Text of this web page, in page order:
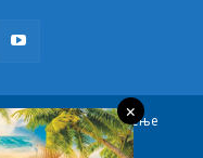
Правила на користење
×